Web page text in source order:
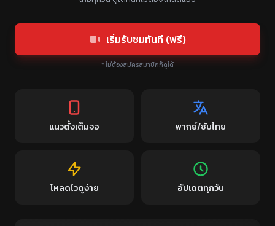
เริ่มรับชมทันที (ฟรี)
* ไม่ต้องสมัครสมาชิกก็ดูได้
แนวตั้งเต็มจอ พากย์/ซับไทย
โหลดไวดูง่าย อัปเดตทุกวัน